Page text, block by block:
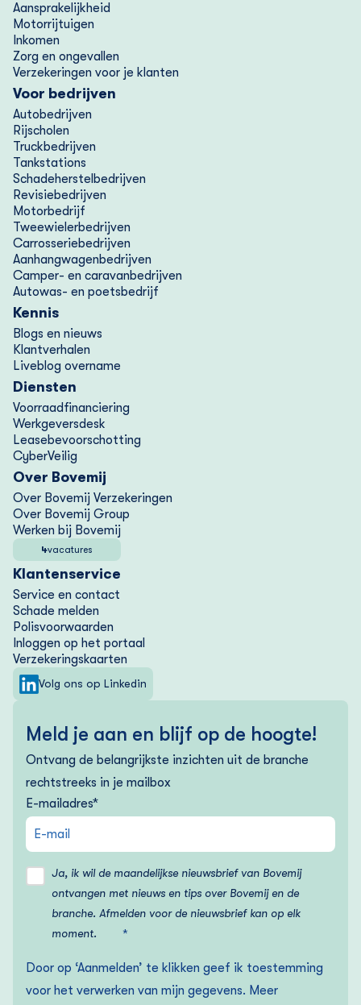
Aansprakelijkheid
Motorrijtuigen
Inkomen
Zorg en ongevallen
Verzekeringen voor je klanten
Voor bedrijven
Autobedrijven
Rijscholen
Truckbedrijven
Tankstations
Schadeherstelbedrijven
Revisiebedrijven
Motorbedrijf
Tweewielerbedrijven
Carrosseriebedrijven
Aanhangwagenbedrijven
Camper- en caravanbedrijven
Autowas- en poetsbedrijf
Kennis
Blogs en nieuws
Klantverhalen
Liveblog overname
Diensten
Voorraad­financiering
Werkgeversdesk
Lease­bevoorschotting
CyberVeilig
Over Bovemij
Over Bovemij Verzekeringen
Over Bovemij Group
Werken bij Bovemij
4vacatures
Klantenservice
Service en contact
Schade melden
Polisvoorwaarden
Inloggen op het portaal
Verzekering­skaarten
Volg ons op Linkedin
Meld je aan en blijf op de hoogte!
Ontvang de belangrijkste inzichten uit de branche
rechtstreeks in je mailbox
E-mailadres*
Ja, ik wil de maandelijkse nieuwsbrief van Bovemij
ontvangen met nieuws en tips over Bovemij en de
branche. Afmelden voor de nieuwsbrief kan op elk
moment.
*
Door op ‘Aanmelden’ te klikken geef ik toestemming
voor het verwerken van mijn gegevens. Meer